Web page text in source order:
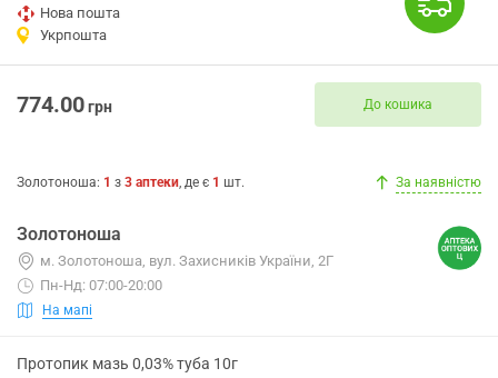
Нова пошта
Укрпошта
774.00грн До кошика
Золотоноша: 1 з 3 аптеки, де є 1 шт. За наявністю
Золотоноша
м. Золотоноша, вул. Захисників України, 2Г
Пн-Нд: 07:00-20:00
На мапі
Протопик мазь 0,03% туба 10г